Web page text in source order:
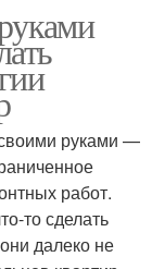
руками —
работ.
то сделать
далеко не